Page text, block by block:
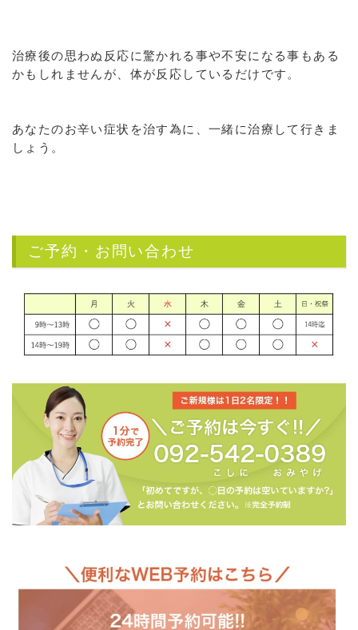
治療後の思わぬ反応に驚かれる事や不安になる事もある
かもしれませんが、体が反応しているだけです。
あなたのお辛い症状を治す為に、一緒に治療して行きま
しょう。
ご予約・お問い合わせ